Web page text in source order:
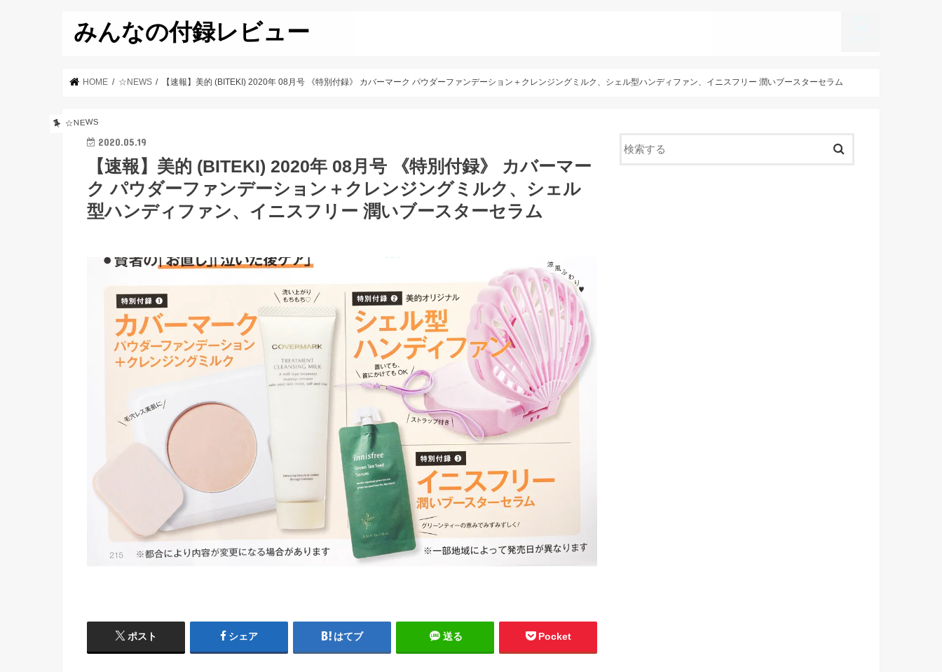
みんなの付録レビュー
HOME ☆NEWS 【速報】美的 (BITEKI) 2020年 08月号 《特別付録》 カバーマーク パウダーファンデーション＋クレンジングミルク、シェル型ハンディファン、イニスフリー 潤いブースターセラム
☆NEWS
2020.05.19
【速報】美的 (BITEKI) 2020年 08月号 《特別付録》 カバーマー
ク パウダーファンデーション＋クレンジングミルク、シェル
型ハンディファン、イニスフリー 潤いブースターセラム
ポスト シェア はてブ 送る Pocket